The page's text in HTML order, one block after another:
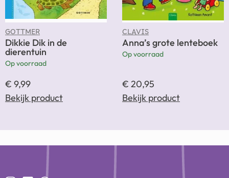
GOTTMER
Dikkie Dik in de
dierentuin
Op voorraad
€ 9,99
Bekijk product
CLAVIS
Anna’s grote lenteboek
Op voorraad
€ 20,95
Bekijk product